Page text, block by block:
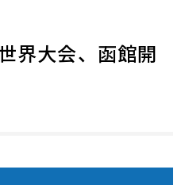
界大会、函館開